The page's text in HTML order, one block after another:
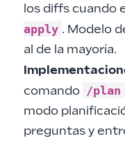
los diffs cuando
apply . Modelo
al de la mayoría.
comando /plan
modo
preguntas y